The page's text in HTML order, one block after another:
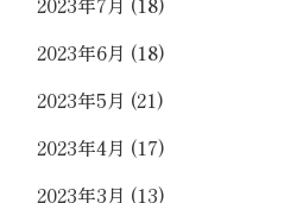
2023年6月 (18)
2023年5月 (21)
2023年4月 (17)
2023年3月 (13)